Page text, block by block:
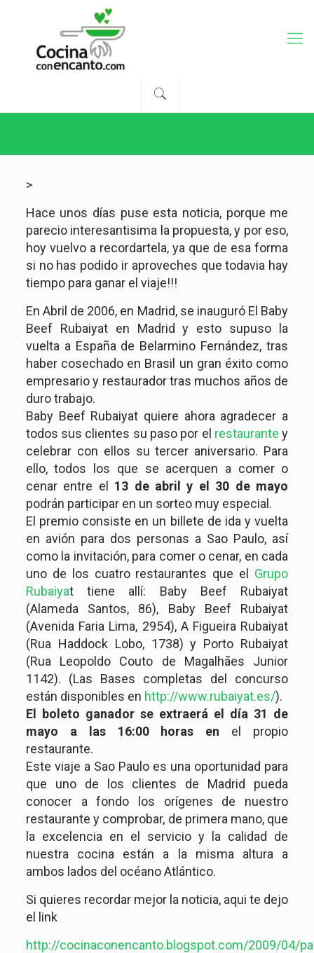
>
Hace unos días puse esta noticia, porque me
parecio interesantisima la propuesta, y por eso,
hoy vuelvo a recordartela, ya que de esa forma
si no has podido ir aproveches que todavia hay
tiempo para ganar el viaje!!!
En Abril de 2006, en Madrid, se inauguró El Baby
Beef Rubaiyat en Madrid y esto supuso la
vuelta a España de Belarmino Fernández, tras
haber cosechado en Brasil un gran éxito como
empresario y restaurador tras muchos años de
duro trabajo.
Baby Beef Rubaiyat quiere ahora agradecer a
todos sus clientes su paso por el restaurantey
celebrar con ellos su tercer aniversario. Para
ello, todos los que se acerquen a comer o
cenar entre el 13 de abril y el 30 de mayo
podrán participar en un sorteo muy especial.
El premio consiste en un billete de ida y vuelta
en avión para dos personas a Sao Paulo, así
como la invitación, para comer o cenar, en cada
uno de los cuatro restaurantes que el Grupo
Rubaiyat tiene allí: Baby Beef Rubaiyat
(Alameda Santos, 86), Baby Beef Rubaiyat
(Avenida Faria Lima, 2954), A Figueira Rubaiyat
(Rua Haddock Lobo, 1738) y Porto Rubaiyat
(Rua Leopoldo Couto de Magalhães Junior
1142). (Las Bases completas del concurso
están disponibles en http://www.rubaiyat.es/).
El boleto ganador se extraerá el día 31 de
mayo a las 16:00 horas en el propio
restaurante.
Este viaje a Sao Paulo es una oportunidad para
que uno de los clientes de Madrid pueda
conocer a fondo los orígenes de nuestro
restaurante y comprobar, de primera mano, que
la excelencia en el servicio y la calidad de
nuestra cocina están a la misma altura a
ambos lados del océano Atlántico.
Si quieres recordar mejor la noticia, aqui te dejo
el link
http://cocinaconencanto.blogspot.com/2009/04/